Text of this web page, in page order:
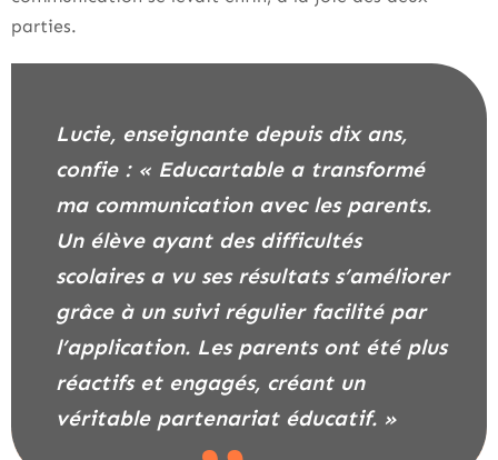
parties.
Lucie, enseignante depuis dix ans,
confie : « Educartable a transformé
ma communication avec les parents.
Un élève ayant des difficultés
scolaires a vu ses résultats s’améliorer
grâce à un suivi régulier facilité par
l’application. Les parents ont été plus
réactifs et engagés, créant un
véritable partenariat éducatif. »